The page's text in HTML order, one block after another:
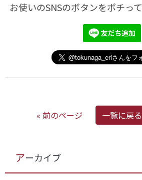
お使いのSNSのボタンをポチって
« 前のページ 一覧に戻る
アーカイブ